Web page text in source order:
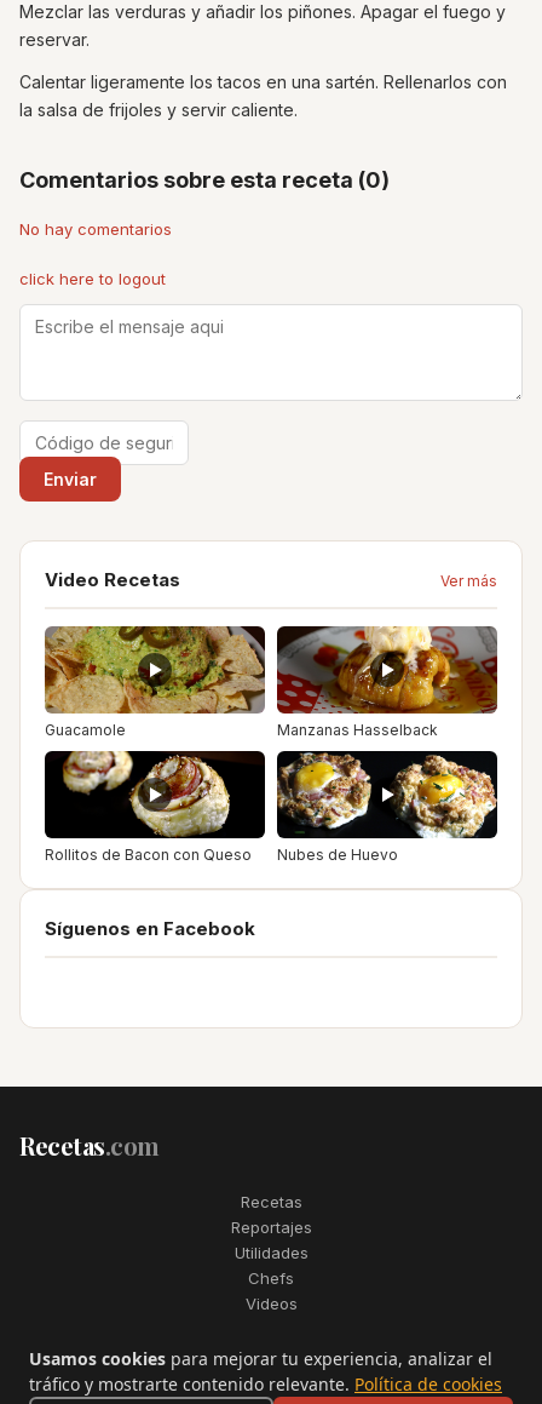
Mezclar las verduras y añadir los piñones. Apagar el fuego y
reservar.
Calentar ligeramente los tacos en una sartén. Rellenarlos con
la salsa de frijoles y servir caliente.
Comentarios sobre esta receta (0)
No hay comentarios
click here to logout
Video Recetas Ver más
Guacamole Manzanas Hasselback
Rollitos de Bacon con Queso Nubes de Huevo
Síguenos en Facebook
Recetas.com
Recetas
Reportajes
Utilidades
Chefs
Videos
2006–2026. Todos los derechos reservados. Recetas.com es una
marca registrada de Telfo Networks S.L.
Aviso legal·Condiciones de uso·Contactar
Usamos cookies para mejorar tu experiencia, analizar el
tráfico y mostrarte contenido relevante. Política de cookies